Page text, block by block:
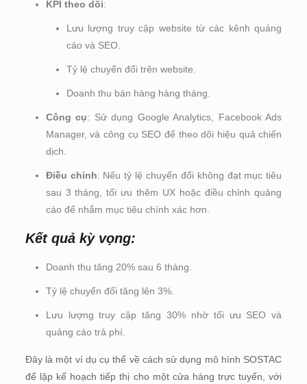
KPI theo dõi:
Lưu lượng truy cập website từ các kênh quảng
cáo và SEO.
Tỷ lệ chuyển đổi trên website.
Doanh thu bán hàng hàng tháng.
Công cụ: Sử dụng Google Analytics, Facebook Ads
Manager, và công cụ SEO để theo dõi hiệu quả chiến
dịch.
Điều chỉnh: Nếu tỷ lệ chuyển đổi không đạt mục tiêu
sau 3 tháng, tối ưu thêm UX hoặc điều chỉnh quảng
cáo để nhắm mục tiêu chính xác hơn.
Kết quả kỳ vọng:
Doanh thu tăng 20% sau 6 tháng.
Tỷ lệ chuyển đổi tăng lên 3%.
Lưu lượng truy cập tăng 30% nhờ tối ưu SEO và
quảng cáo trả phí.
Đây là một ví dụ cụ thể về cách sử dụng mô hình SOSTAC
để lập kế hoạch tiếp thị cho một cửa hàng trực tuyến, với